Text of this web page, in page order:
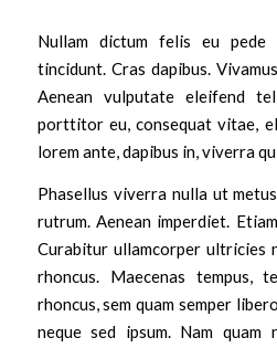
Nullam dictum felis eu pede
tincidunt. Cras dapibus.
Aenean vulputate eleifend
porttitor eu, consequat vitae,
lorem ante, dapibus in, viverra
Phasellus viverra nulla ut
rutrum. Aenean imperdiet.
Curabitur ullamcorper ultricies
rhoncus. Maecenas tempus,
rhoncus, sem quam semper
neque sed ipsum. Nam quam